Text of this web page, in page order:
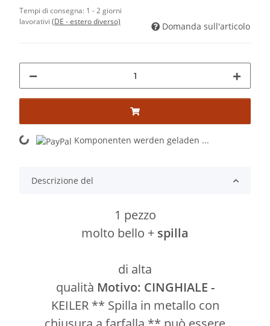
Tempi di consegna: 1 - 2 giorni
lavorativi (DE - estero diverso) Domanda sull'articolo
Loading... Komponenten werden geladen ...
Descrizione del
1 pezzo
molto bello + spilla
di alta
qualità Motivo: CINGHIALE -
KEILER ** Spilla in metallo con